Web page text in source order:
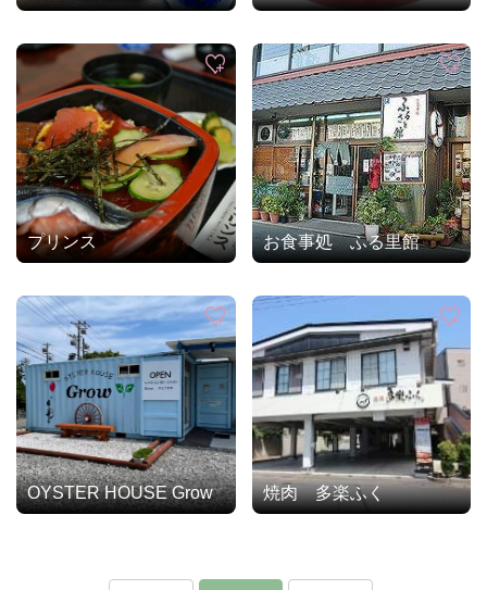
プリンス お食事処 ふる里館
OYSTER HOUSE Grow 焼肉 多楽ふく